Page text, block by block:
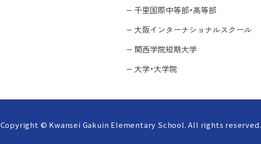
千里国際中等部・高等部
大阪インターナショナルスクール
関西学院短期大学
大学・大学院
Copyright © Kwansei Gakuin Elementary School. All rights reserved.